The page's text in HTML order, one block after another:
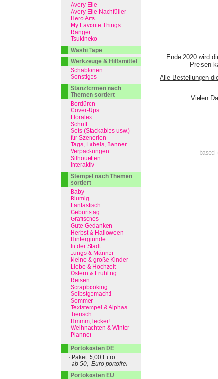
Ende 2020 wird
Preisen
Alle Bestellungen
Vielen
Avery Elle
Avery Elle Nachfüller
Hero Arts
My Favorite Things
Ranger
Tsukineko
Washi Tape
Werkzeuge & Hilfsmittel
Schablonen
Sonstiges
Stanzformen nach
Themen sortiert
Bordüren
Cover-Ups
Florales
Schrift
Sets (Stackables usw.)
für Szenerien
Tags, Labels, Banner
Verpackungen
Silhouetten
Interaktiv
Stempel nach Themen
sortiert
Baby
Blumig
Fantastisch
Geburtstag
Grafisches
Gute Gedanken
Herbst & Halloween
Hintergründe
In der Stadt
Jungs & Männer
kleine & große Kinder
Liebe & Hochzeit
Ostern & Frühling
Reisen
Scrapbooking
Selbstgemacht!
Sommer
Textstempel & Alphas
Tierisch
Hmmm, lecker!
Weihnachten & Winter
Planner
Portokosten DE
· Paket: 5,00 Euro
· ab 50,- Euro portofrei
Portokosten EU